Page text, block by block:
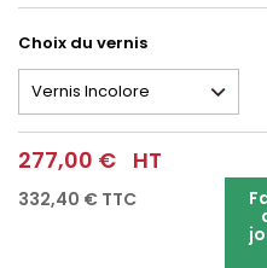
Choix du vernis
277,00 € HT
332,40 € TTC